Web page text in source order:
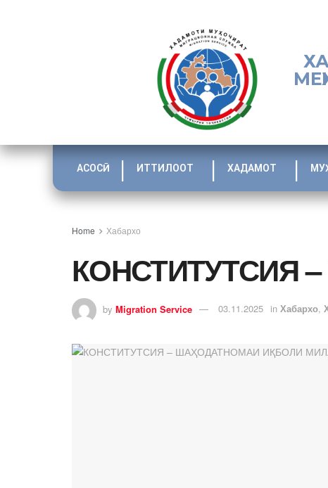
АСОСӢ ИТТИЛООТ ХАДАМОТ
Home Хабархо
КОНСТИТУТСИЯ
by Migration Service 03.11.2025 in Хабархо,